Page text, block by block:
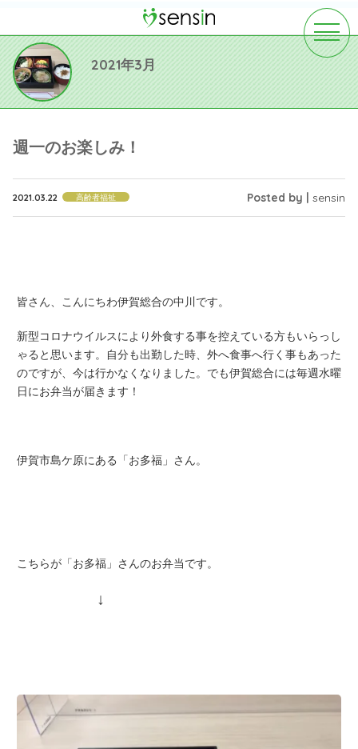
toggle
2021年3月
週一のお楽しみ！
2021.03.22 高齢者福祉 Posted by | sensin
皆さん、こんにちわ伊賀総合の中川です。
新型コロナウイルスにより外食する事を控えている方もいらっし
ゃると思います。自分も出勤した時、外へ食事へ行く事もあった
のですが、今は行かなくなりました。でも伊賀総合には毎週水曜
日にお弁当が届きます！
伊賀市島ケ原にある「お多福」さん。
こちらが「お多福」さんのお弁当です。
↓